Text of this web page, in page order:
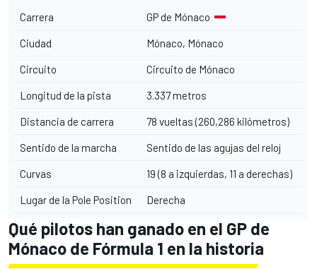
Carrera GP de Mónaco
Ciudad Mónaco, Mónaco
Circuito Circuito de Mónaco
Longitud de la pista 3.337 metros
Distancia de carrera 78 vueltas (260,286 kilómetros)
Sentido de la marcha Sentido de las agujas del reloj
Curvas 19 (8 a izquierdas, 11 a derechas)
Lugar de la Pole Position Derecha
Qué pilotos han ganado en el GP de
Mónaco de Fórmula 1 en la historia